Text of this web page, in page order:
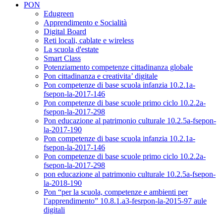
PON
Edugreen
Apprendimento e Socialità
Digital Board
Reti locali, cablate e wireless
La scuola d'estate
Smart Class
Potenziamento competenze cittadinanza globale
Pon cittadinanza e creativita’ digitale
Pon competenze di base scuola infanzia 10.2.1a-
fsepon-la-2017-146
Pon competenze di base scuole primo ciclo 10.2.2a-
fsepon-la-2017-298
Pon educazione al patrimonio culturale 10.2.5a-fsepon-
la-2017-190
Pon competenze di base scuola infanzia 10.2.1a-
fsepon-la-2017-146
Pon competenze di base scuole primo ciclo 10.2.2a-
fsepon-la-2017-298
pon educazione al patrimonio culturale 10.2.5a-fsepon-
la-2018-190
Pon “per la scuola, competenze e ambienti per
l’apprendimento” 10.8.1.a3-fesrpon-la-2015-97 aule
digitali